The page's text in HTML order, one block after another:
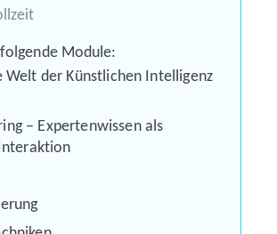
Module:
Welt der Künstlichen Intelligenz
– Expertenwissen als